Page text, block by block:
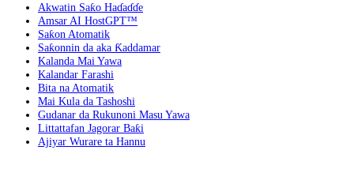
Akwatin Saƙo Haɗaɗɗe
Amsar AI HostGPT™
Saƙon Atomatik
Saƙonnin da aka Ƙaddamar
Kalanda Mai Yawa
Kalandar Farashi
Bita na Atomatik
Mai Kula da Tashoshi
Gudanar da Rukunoni Masu Yawa
Littattafan Jagorar Baƙi
Ajiyar Wurare ta Hannu